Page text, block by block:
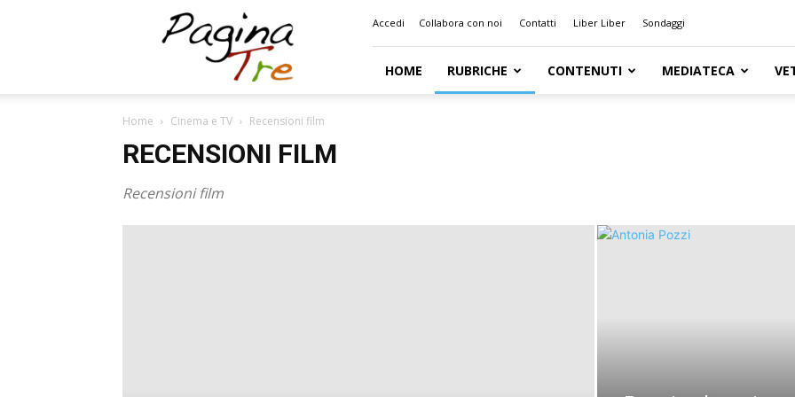
Accedi Collabora con noi Contatti Liber Liber Sondaggi
HOME RUBRICHE CONTENUTI MEDIATECA
Home Cinema e TV Recensioni film
RECENSIONI FILM
Recensioni film